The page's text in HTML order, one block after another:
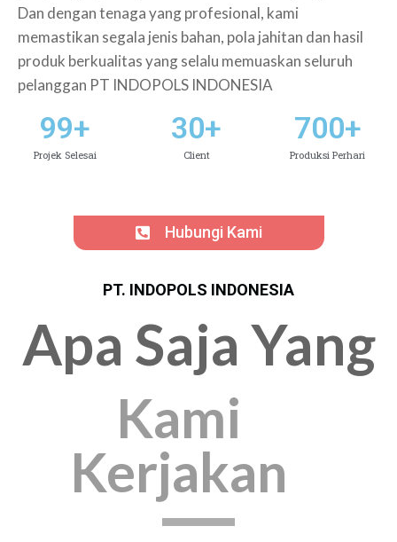
Dan dengan tenaga yang profesional, kami
memastikan segala jenis bahan, pola jahitan dan hasil
produk berkualitas yang selalu memuaskan seluruh
pelanggan PT INDOPOLS INDONESIA
Hubungi Kami
99+
Projek Selesai
30+
Client
700+
Produksi Perhari
PT. INDOPOLS INDONESIA
Apa Saja Yang
Kami
Kerjakan